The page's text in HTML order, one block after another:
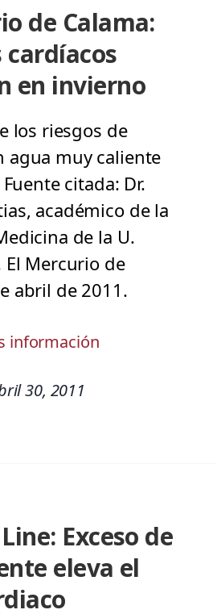
de Calama:
cardíacos
en invierno
los riesgos de
agua muy caliente
citada: Dr.
académico de la
de la U.
El Mercurio de
abril de 2011.
información
30, 2011
Exceso de
eleva el